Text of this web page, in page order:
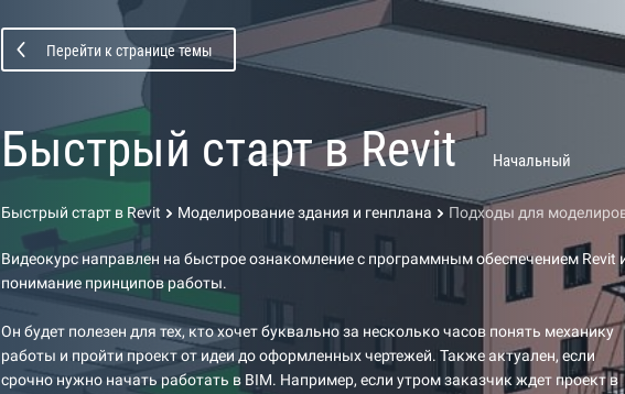
Перейти к странице темы
Быстрый старт в Revit Начальный
Быстрый старт в Revit Моделирование здания и генплана Подходы для
Видеокурс направлен на быстрое ознакомление с программным обеспечением Revit
понимание принципов работы.
Он будет полезен для тех, кто хочет буквально за несколько часов понять механику
работы и пройти проект от идеи до оформленных чертежей. Также актуален, если
срочно нужно начать работать в BIM. Например, если утром заказчик ждет проект в